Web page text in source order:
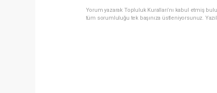
Yorum yazarak Topluluk Kuralları’nı kabul etmiş
tüm sorumluluğu tek başınıza üstleniyorsunuz.